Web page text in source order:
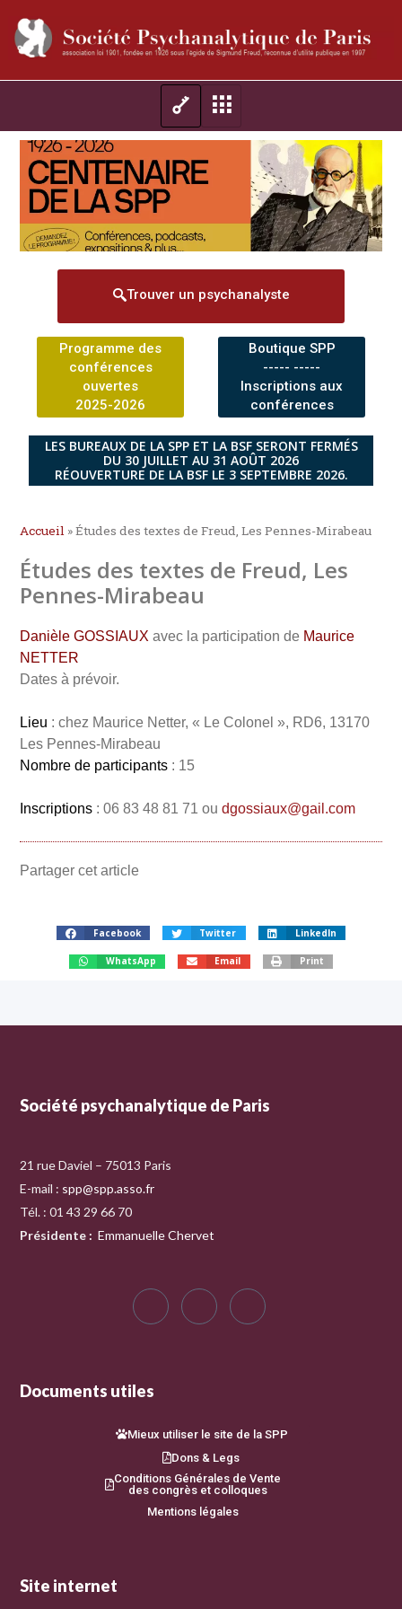
Trouver un psychanalyste
Programme des
conférences
ouvertes
2025-2026
Boutique SPP
----- -----
Inscriptions aux
conférences
LES BUREAUX DE LA SPP ET LA BSF SERONT FERMÉS
DU 30 JUILLET AU 31 AOÛT 2026
RÉOUVERTURE DE LA BSF LE 3 SEPTEMBRE 2026.
Accueil »Études des textes de Freud, Les Pennes-Mirabeau
Études des textes de Freud, Les
Pennes-Mirabeau
Danièle GOSSIAUX avec la participation de Maurice
NETTER
Dates à prévoir.
Lieu : chez Maurice Netter, « Le Colonel », RD6, 13170
Les Pennes-Mirabeau
Nombre de participants : 15
Inscriptions : 06 83 48 81 71 ou dgossiaux@gail.com
Partager cet article
Facebook Twitter LinkedIn
WhatsApp Email Print
Société psychanalytique de Paris
21 rue Daviel – 75013 Paris
E-mail : spp@spp.asso.fr
Tél. : 01 43 29 66 70
Présidente : Emmanuelle Chervet
Documents utiles
Mieux utiliser le site de la SPP
Dons & Legs
Conditions Générales de Vente
des congrès et colloques
Mentions légales
Site internet